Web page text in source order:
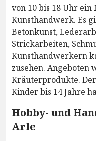
von 10 bis 18 Uhr
Kunsthandwerk. Es
Betonkunst,
Strickarbeiten,
Kunsthandwerkern
zusehen. Angeboten
Kräuterprodukte.
Kinder bis 14 Jahre
Hobby- und
Arle